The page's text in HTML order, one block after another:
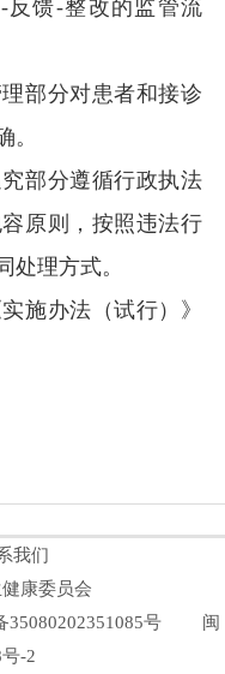
反馈-整改的监管流
部分对患者和接诊
。
部分遵循行政执法
原则，按照违法行
处理方式。
办法（试行）》
我们
康委员会
35080202351085号
闽
-2